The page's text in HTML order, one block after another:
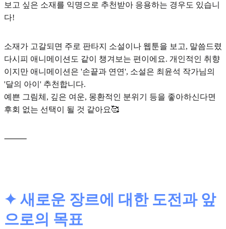
보고 싶은 소재를 익명으로 추천받아 응용하는 경우도 있습니
다!
소재가 고갈되면 주로 판타지 소설이나 웹툰을 보고, 말씀드렸
다시피 애니메이션 도 같이 챙겨보는 편이에요. 개인적인 취향
이지만 애니메이션은 '손끝과 연연', 소설은 최윤석 작가님의
'달의 아이' 추천합니다.
예쁜 그림체, 깊은 여운, 몽환적인 분위기 등을 좋아하신다면
후회 없는 선택이 될 것 같아요🥰
⸻
✦ 새로운 장르에 대한 도전과 앞
으로의 목표